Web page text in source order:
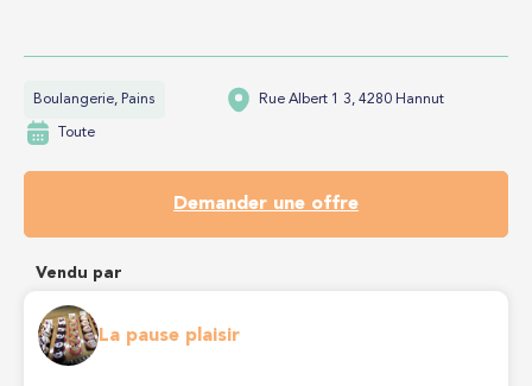
Boulangerie, Pains Rue Albert 1 3, 4280 Hannut
Toute
Demander une offre
Vendu par
La pause plaisir